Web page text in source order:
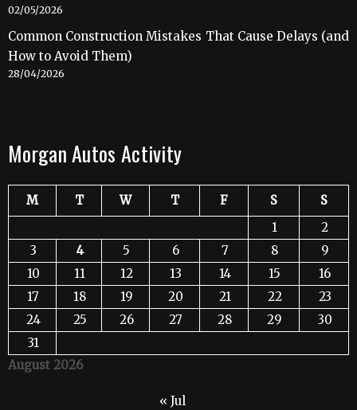
02/05/2026
Common Construction Mistakes That Cause Delays (and
How to Avoid Them)
28/04/2026
Morgan Autos Activity
August 2026
M T W T F S
S
1
2
3
4 5 6 7 8
9
10
11 12 13 14 15
16
17
18 19 20 21 22
23
24
25 26 27 28 29
30
31
« Jul